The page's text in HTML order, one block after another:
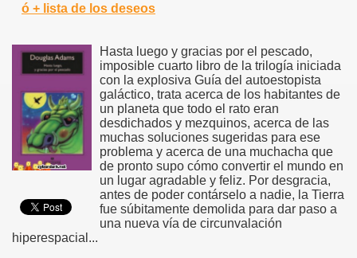
ó + lista de los deseos
Hasta luego y gracias por el pescado,
imposible cuarto libro de la trilogía iniciada
con la explosiva Guía del autoestopista
galáctico, trata acerca de los habitantes de
un planeta que todo el rato eran
desdichados y mezquinos, acerca de las
muchas soluciones sugeridas para ese
problema y acerca de una muchacha que
de pronto supo cómo convertir el mundo en
un lugar agradable y feliz. Por desgracia,
antes de poder contárselo a nadie, la Tierra
fue súbitamente demolida para dar paso a
una nueva vía de circunvalación
hiperespacial...